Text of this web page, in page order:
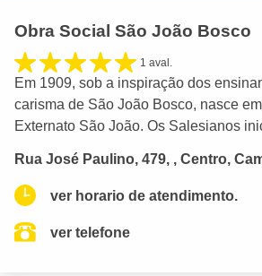
Obra Social São João Bosco
1 aval.
Em 1909, sob a inspiração dos
carisma de São João Bosco, nasce
Externato São João. Os Salesianos
Rua José Paulino, 479, , Centro,
ver horario de atendimento.
ver telefone